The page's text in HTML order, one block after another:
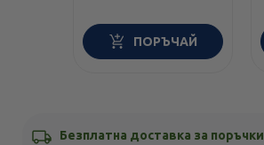
ПОРЪЧАЙ
Безплатна доставка за поръчки